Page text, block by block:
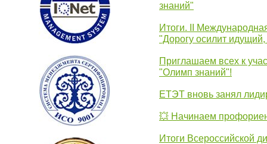
знаний"
Итоги. II
"Дорогу осилит
Приглашаем всех к
"Олимп знаний"!
ЕТЭТ вновь занял
💥 Начинаем
Итоги Всероссийской